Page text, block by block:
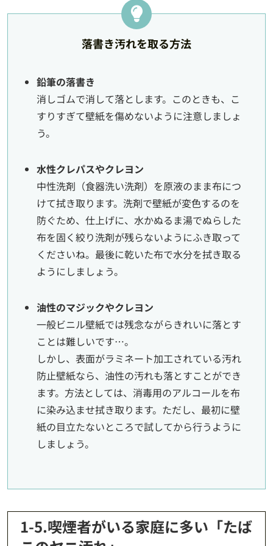
落書き汚れを取る方法
鉛筆の落書き
消しゴムで消して落とします。このときも、こ
すりすぎて壁紙を傷めないように注意しましょ
う。
水性クレパスやクレヨン
中性洗剤（食器洗い洗剤）を原液のまま布につ
けて拭き取ります。洗剤で壁紙が変色するのを
防ぐため、仕上げに、水かぬるま湯でぬらした
布を固く絞り洗剤が残らないようにふき取って
くださいね。最後に乾いた布で水分を拭き取る
ようにしましょう。
油性のマジックやクレヨン
一般ビニル壁紙では残念ながらきれいに落とす
ことは難しいです…。
しかし、表面がラミネート加工されている汚れ
防止壁紙なら、油性の汚れも落とすことができ
ます。方法としては、消毒用のアルコールを布
に染み込ませ拭き取ります。ただし、最初に壁
紙の目立たないところで試してから行うように
しましょう。
1-5.喫煙者がいる家庭に多い「たば